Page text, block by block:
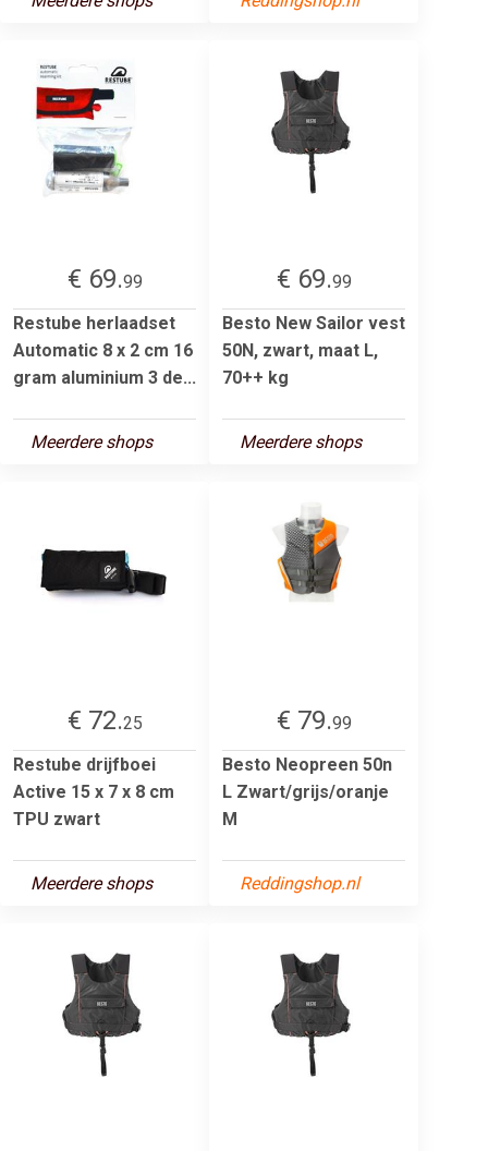
€ 69.99
Restube herlaadset
Automatic 8 x 2 cm 16
gram aluminium 3 de...
Meerdere shops
€ 69.99
Besto New Sailor vest
50N, zwart, maat L,
70++ kg
Meerdere shops
€ 72.25
Restube drijfboei
Active 15 x 7 x 8 cm
TPU zwart
Meerdere shops
€ 79.99
Besto Neopreen 50n
L Zwart/grijs/oranje
M
Reddingshop.nl